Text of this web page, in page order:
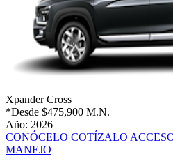
Xpander Cross
*Desde $475,900 M.N.
Año: 2026
CONÓCELO COTÍZALO
MANEJO